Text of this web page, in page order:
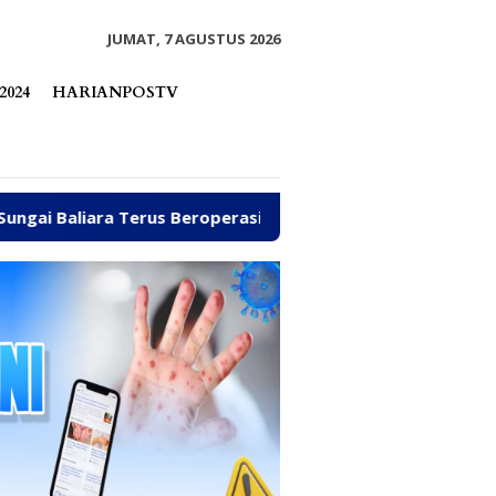
JUMAT, 7 AGUSTUS 2026
HARIANPOSTV
Beroperasi Arpan Sahar Prioritaskan Kawal